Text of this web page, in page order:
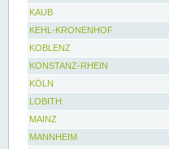
KAUB
KEHL-KRONENHOF
KOBLENZ
KONSTANZ-RHEIN
KÖLN
LOBITH
MAINZ
MANNHEIM